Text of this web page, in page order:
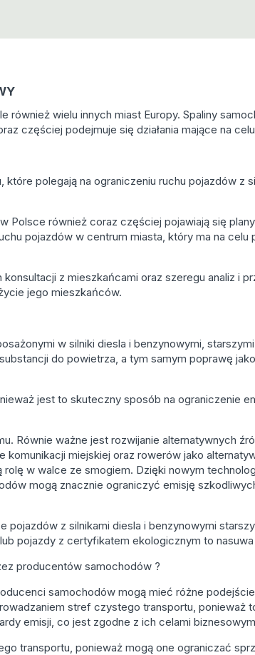
wielu innych miast Europy. Spaliny
częściej podejmuje się działania mające na celu
polegają na ograniczeniu ruchu pojazdów z
Polsce również coraz częściej pojawiają się plany
pojazdów w centrum miasta, który ma na celu
z mieszkańcami oraz szeregu analiz i
jego mieszkańców.
w silniki diesla i benzynowymi, starszymi
do powietrza, a tym samym poprawę
jest to skuteczny sposób na ograniczenie
Równie ważne jest rozwijanie alternatywnych
miejskiej oraz rowerów jako
w walce ze smogiem. Dzięki nowym
mogą znacznie ograniczyć emisję
z silnikami diesla i benzynowymi
pojazdy z certyfikatem ekologicznym to
producentów samochodów ?
samochodów mogą mieć różne
stref czystego transportu, ponieważ
emisji, co jest zgodne z ich celami
transportu, ponieważ mogą one ograniczać